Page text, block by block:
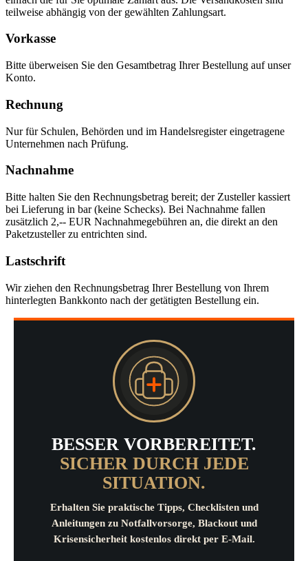
teilweise abhängig von der gewählten Zahlungsart.
Vorkasse
Bitte überweisen Sie den Gesamtbetrag Ihrer Bestellung auf unser
Konto.
Rechnung
Nur für Schulen, Behörden und im Handelsregister eingetragene
Unternehmen nach Prüfung.
Nachnahme
Bitte halten Sie den Rechnungsbetrag bereit; der Zusteller kassiert
bei Lieferung in bar (keine Schecks). Bei Nachnahme fallen
zusätzlich 2,-- EUR Nachnahmegebühren an, die direkt an den
Paketzusteller zu entrichten sind.
Lastschrift
Wir ziehen den Rechnungsbetrag Ihrer Bestellung von Ihrem
hinterlegten Bankkonto nach der getätigten Bestellung ein.
BESSER VORBEREITET.
SICHER DURCH JEDE
SITUATION.
Erhalten Sie praktische Tipps, Checklisten und
Anleitungen zu Notfallvorsorge, Blackout und
Krisensicherheit kostenlos direkt per E-Mail.